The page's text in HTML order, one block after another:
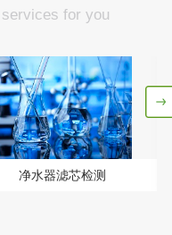
for you
净水器滤芯检测
消泡剂检测